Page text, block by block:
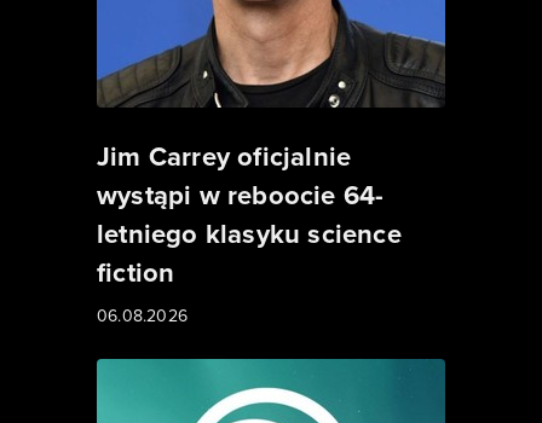
Jim Carrey oficjalnie
wystąpi w reboocie 64-
letniego klasyku science
fiction
06.08.2026